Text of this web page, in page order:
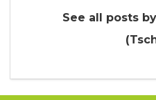
See all posts